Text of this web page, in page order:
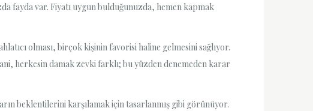
fayda var. Fiyatı uygun bulduğunuzda, hemen kapmak
olması, birçok kişinin favorisi haline gelmesini sağlıyor.
herkesin damak zevki farklı; bu yüzden denemeden karar
beklentilerini karşılamak için tasarlanmış gibi görünüyor.